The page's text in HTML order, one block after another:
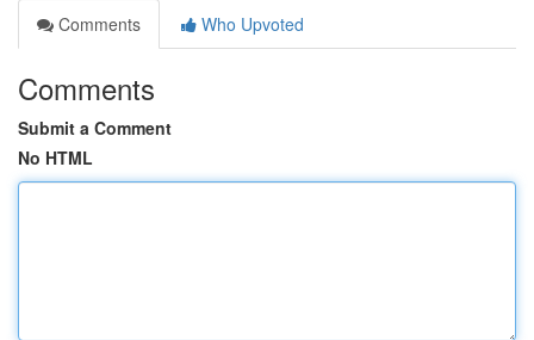
Comments
Who Upvoted
Comments
Submit a Comment
No HTML